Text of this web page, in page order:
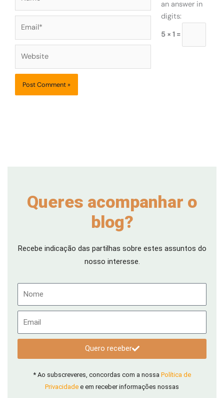
an answer in
digits:
5 × 1 =
Queres acompanhar o
blog?
Recebe indicação das partilhas sobre estes assuntos do
nosso interesse.
Quero receber
* Ao subscreveres, concordas com a nossa Política de
Privacidade e em receber informações nossas